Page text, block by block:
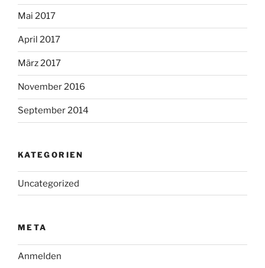
Mai 2017
April 2017
März 2017
November 2016
September 2014
KATEGORIEN
Uncategorized
META
Anmelden